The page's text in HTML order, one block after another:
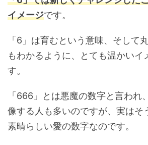
イメージです。
「6」は育むという意味、そして
もわかるように、とても温かいイ
す。
「666」とは悪魔の数字と言われ
像する人も多いのですが、実はそ
素晴らしい愛の数字なのです。